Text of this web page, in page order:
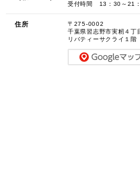
受付時間 13：30～21
住所
〒275-0002
千葉県習志野市実籾４丁
リバティーサクライ１階